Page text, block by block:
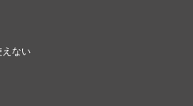
えない